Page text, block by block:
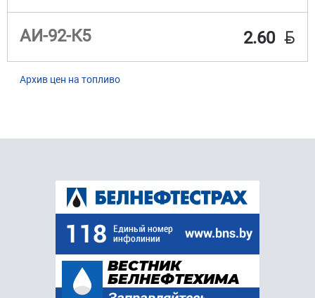
АИ-92-К5 2.60 BYN
Архив цен на топливо